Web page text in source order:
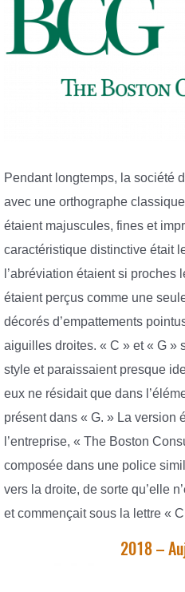
Pendant longtemps, la société
avec une orthographe
étaient majuscules, fines et
caractéristique distinctive était
l’abréviation étaient si proches
étaient perçus comme une
décorés d’empattements
aiguilles droites. « C » et « G »
style et paraissaient presque
eux ne résidait que dans
présent dans « G. » La version
l’entreprise, « The Boston
composée dans une police
vers la droite, de sorte qu’elle
et commençait sous la lettre «
2018 –